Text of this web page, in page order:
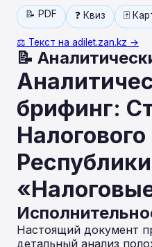
📝 PDF ❓ Квиз 🃏
⚖️ Текст на adilet.zan.kz →
📝
брифинг:
Настоящий документ
детальный анализ